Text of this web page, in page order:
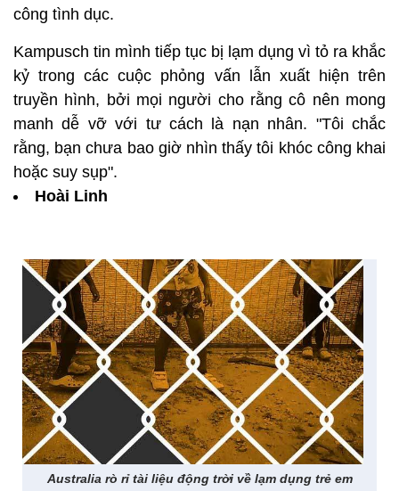
công tình dục.
Kampusch tin mình tiếp tục bị lạm dụng vì tỏ ra khắc
kỷ trong các cuộc phỏng vấn lẫn xuất hiện trên
truyền hình, bởi mọi người cho rằng cô nên mong
manh dễ vỡ với tư cách là nạn nhân. "Tôi chắc
rằng, bạn chưa bao giờ nhìn thấy tôi khóc công khai
hoặc suy sụp".
Hoài Linh
Australia rò rỉ tài liệu động trời về lạm dụng trẻ em